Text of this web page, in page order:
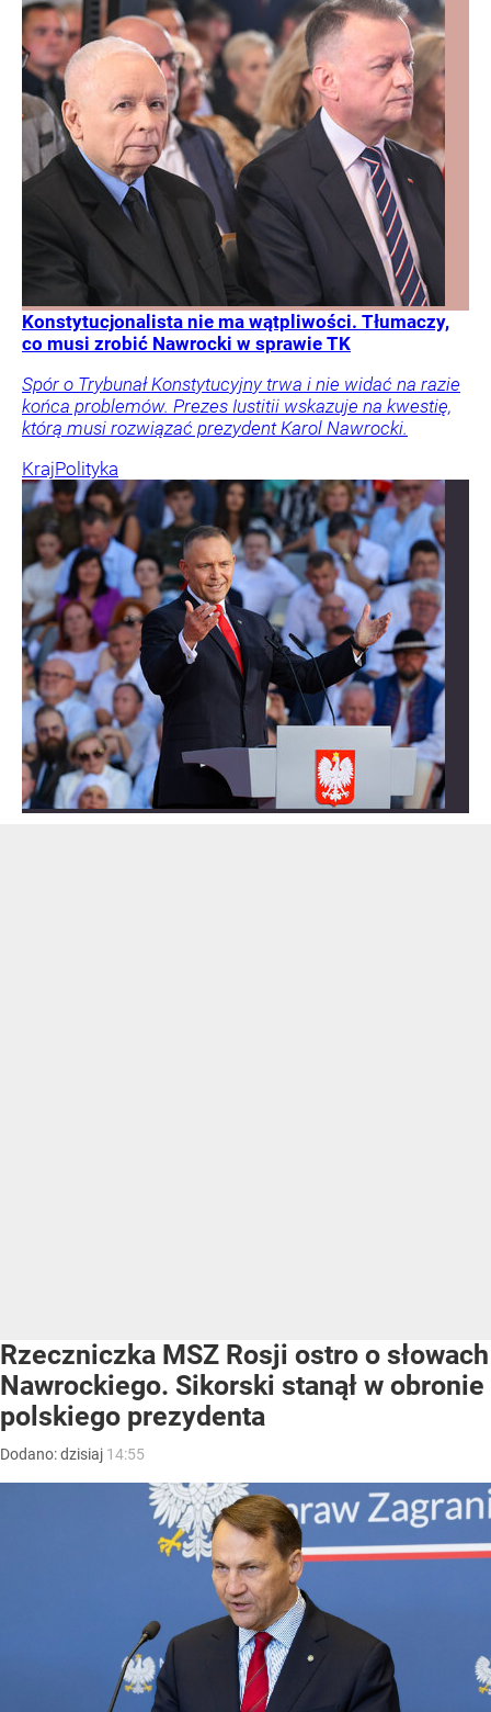
Konstytucjonalista nie ma wątpliwości. Tłumaczy,
co musi zrobić Nawrocki w sprawie TK
Spór o Trybunał Konstytucyjny trwa i nie widać na razie
końca problemów. Prezes Iustitii wskazuje na kwestię,
którą musi rozwiązać prezydent Karol Nawrocki.
KrajPolityka
Rzeczniczka MSZ Rosji ostro o słowach
Nawrockiego. Sikorski stanął w obronie
polskiego prezydenta
Dodano:dzisiaj 14:55